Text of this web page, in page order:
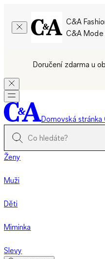
C&A
C&A Mode
Doručení zdarma u
Domovská stránka
Ženy
Muži
Děti
Miminka
Slevy